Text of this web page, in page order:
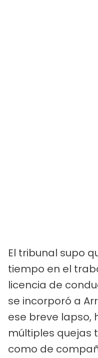
El tribunal supo
tiempo en el
licencia de
se incorporó a
ese breve lapso,
múltiples quejas
como de